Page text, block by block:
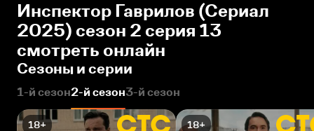
Инспектор Гаврилов (Сериал
2025) сезон 2 серия 13
смотреть онлайн
Сезоны и серии
1-й сезон2-й сезон3-й сезон
18+ 18+